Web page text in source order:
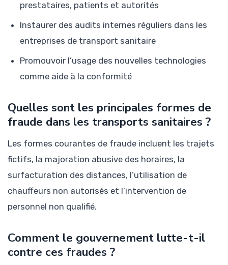
prestataires, patients et autorités
Instaurer des audits internes réguliers dans les
entreprises de transport sanitaire
Promouvoir l’usage des nouvelles technologies
comme aide à la conformité
Quelles sont les principales formes de
fraude dans les transports sanitaires ?
Les formes courantes de fraude incluent les trajets
fictifs, la majoration abusive des horaires, la
surfacturation des distances, l’utilisation de
chauffeurs non autorisés et l’intervention de
personnel non qualifié.
Comment le gouvernement lutte-t-il
contre ces fraudes ?